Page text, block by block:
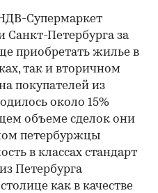
Супермаркет
Петербурга за
приобретать жилье в
так и вторичном
покупателей из
около 15%
объеме сделок они
петербуржцы
в классах стандарт
Петербурга
как в качестве